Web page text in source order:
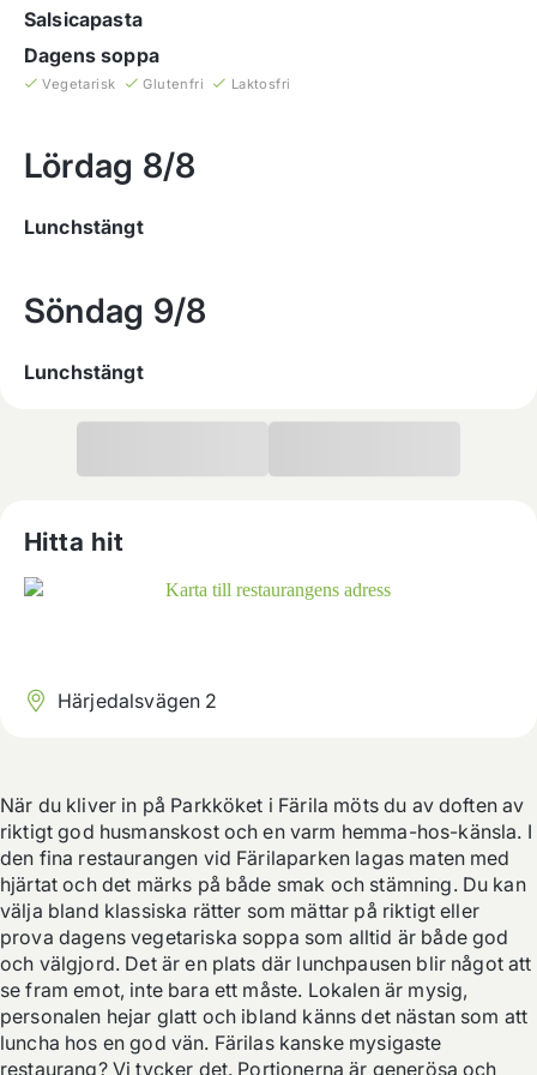
Salsicapasta
Dagens soppa
Vegetarisk Glutenfri Laktosfri
Lördag 8/8
Lunchstängt
Söndag 9/8
Lunchstängt
Hitta hit
Härjedalsvägen 2
När du kliver in på Parkköket i Färila möts du av doften av
riktigt god husmanskost och en varm hemma-hos-känsla. I
den fina restaurangen vid Färilaparken lagas maten med
hjärtat och det märks på både smak och stämning. Du kan
välja bland klassiska rätter som mättar på riktigt eller
prova dagens vegetariska soppa som alltid är både god
och välgjord. Det är en plats där lunchpausen blir något att
se fram emot, inte bara ett måste. Lokalen är mysig,
personalen hejar glatt och ibland känns det nästan som att
luncha hos en god vän. Färilas kanske mysigaste
restaurang? Vi tycker det. Portionerna är generösa och